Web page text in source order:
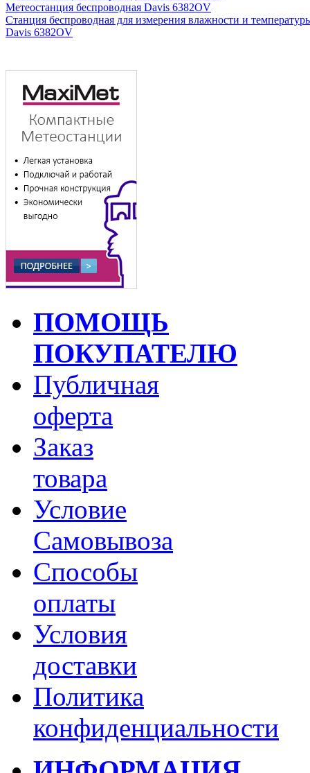
Метеостанция беспроводная Davis 6382OV
Станция беспроводная для измерения влажности и
Davis 6382OV
ПОМОЩЬ
ПОКУПАТЕЛЮ
Публичная
оферта
Заказ
товара
Условие
Самовывоза
Способы
оплаты
Условия
доставки
Политика
конфиденциальности